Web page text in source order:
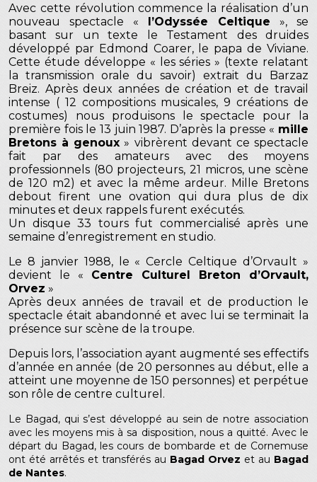
Avec cette révolution commence la réalisation d’un
nouveau spectacle « l’Odyssée Celtique », se
basant sur un texte le Testament des druides
développé par Edmond Coarer, le papa de Viviane.
Cette étude développe « les séries » (texte relatant
la transmission orale du savoir) extrait du Barzaz
Breiz. Après deux années de création et de travail
intense ( 12 compositions musicales, 9 créations de
costumes) nous produisons le spectacle pour la
première fois le 13 juin 1987. D’après la presse « mille
Bretons à genoux » vibrèrent devant ce spectacle
fait par des amateurs avec des moyens
professionnels (80 projecteurs, 21 micros, une scène
de 120 m2) et avec la même ardeur. Mille Bretons
debout firent une ovation qui dura plus de dix
minutes et deux rappels furent exécutés.
Un disque 33 tours fut commercialisé après une
semaine d’enregistrement en studio.
Le 8 janvier 1988, le « Cercle Celtique d’Orvault »
devient le « Centre Culturel Breton d’Orvault,
Orvez »
Après deux années de travail et de production le
spectacle était abandonné et avec lui se terminait la
présence sur scène de la troupe.
Depuis lors, l’association ayant augmenté ses effectifs
d’année en année (de 20 personnes au début, elle a
atteint une moyenne de 150 personnes) et perpétue
son rôle de centre culturel.
Le Bagad, qui s’est développé au sein de notre association
avec les moyens mis à sa disposition, nous a quitté. Avec le
départ du Bagad, les cours de bombarde et de Cornemuse
ont été arrêtés et transférés au Bagad Orvez et au Bagad
de Nantes.